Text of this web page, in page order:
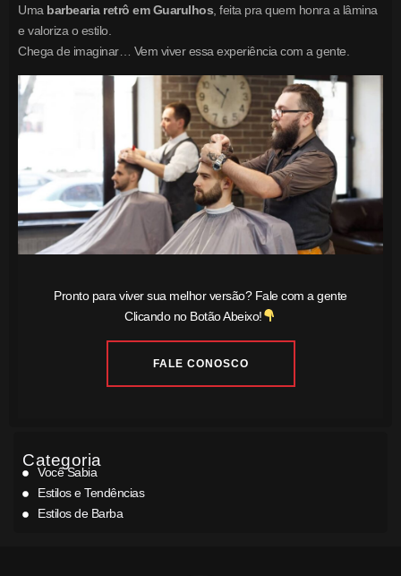
Uma barbearia retrô em Guarulhos , feita pra quem honra a lâmina
e valoriza o estilo.
Chega de imaginar… Vem viver essa experiência com a gente.
Pronto para viver sua melhor versão? Fale com a gente
Clicando no Botão Abeixo!
FALE CONOSCO
Categoria
Você Sabia
Estilos e Tendências
Estilos de Barba